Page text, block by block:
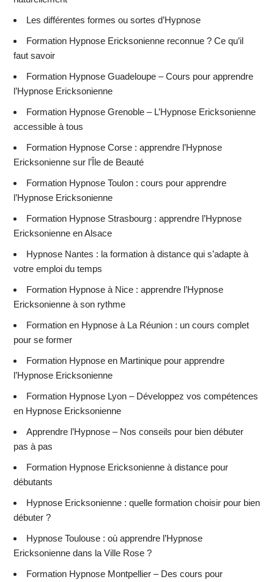
Les différentes formes ou sortes d’Hypnose
Formation Hypnose Ericksonienne reconnue ? Ce qu’il
faut savoir
Formation Hypnose Guadeloupe – Cours pour apprendre
l’Hypnose Ericksonienne
Formation Hypnose Grenoble – L’Hypnose Ericksonienne
accessible à tous
Formation Hypnose Corse : apprendre l’Hypnose
Ericksonienne sur l’Île de Beauté
Formation Hypnose Toulon : cours pour apprendre
l’Hypnose Ericksonienne
Formation Hypnose Strasbourg : apprendre l’Hypnose
Ericksonienne en Alsace
Hypnose Nantes : la formation à distance qui s’adapte à
votre emploi du temps
Formation Hypnose à Nice : apprendre l’Hypnose
Ericksonienne à son rythme
Formation en Hypnose à La Réunion : un cours complet
pour se former
Formation Hypnose en Martinique pour apprendre
l’Hypnose Ericksonienne
Formation Hypnose Lyon – Développez vos compétences
en Hypnose Ericksonienne
Apprendre l’Hypnose – Nos conseils pour bien débuter
pas à pas
Formation Hypnose Ericksonienne à distance pour
débutants
Hypnose Ericksonienne : quelle formation choisir pour bien
débuter ?
Hypnose Toulouse : où apprendre l’Hypnose
Ericksonienne dans la Ville Rose ?
Formation Hypnose Montpellier – Des cours pour